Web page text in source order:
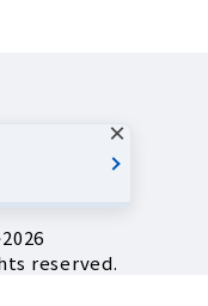
策
reserved.
×